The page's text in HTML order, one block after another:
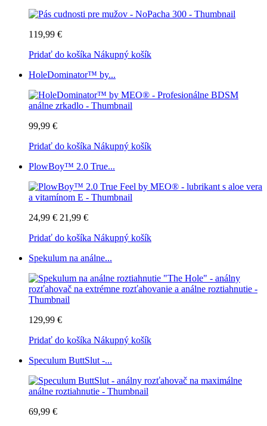
119,99 €
Pridať do košíka Nákupný košík
HoleDominator™ by...
99,99 €
Pridať do košíka Nákupný košík
PlowBoy™ 2.0 True...
24,99 € 21,99 €
Pridať do košíka Nákupný košík
Spekulum na análne...
129,99 €
Pridať do košíka Nákupný košík
Speculum ButtSlut -...
69,99 €